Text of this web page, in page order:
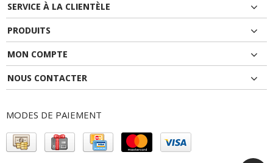
SERVICE À LA CLIENTÈLE
PRODUITS
MON COMPTE
NOUS CONTACTER
MODES DE PAIEMENT